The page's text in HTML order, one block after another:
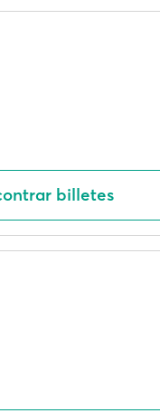
billetes